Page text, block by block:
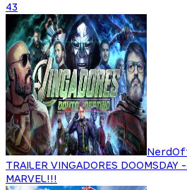
43
TRAILER VINGADORES DOOMSDAY
MARVEL!!!